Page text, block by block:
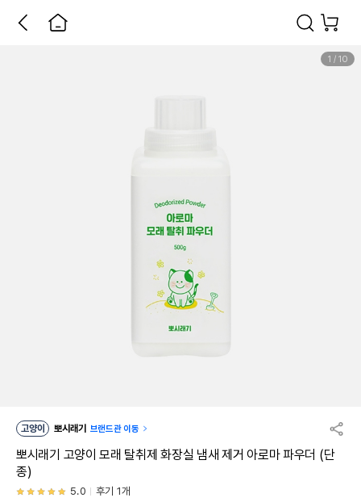
1 / 10
고양이 뽀시래기 브랜드관 이동
뽀시래기 고양이 모래 탈취제 화장실 냄새 제거 아로마 파우더 (단
종)
5.0 후기 1개